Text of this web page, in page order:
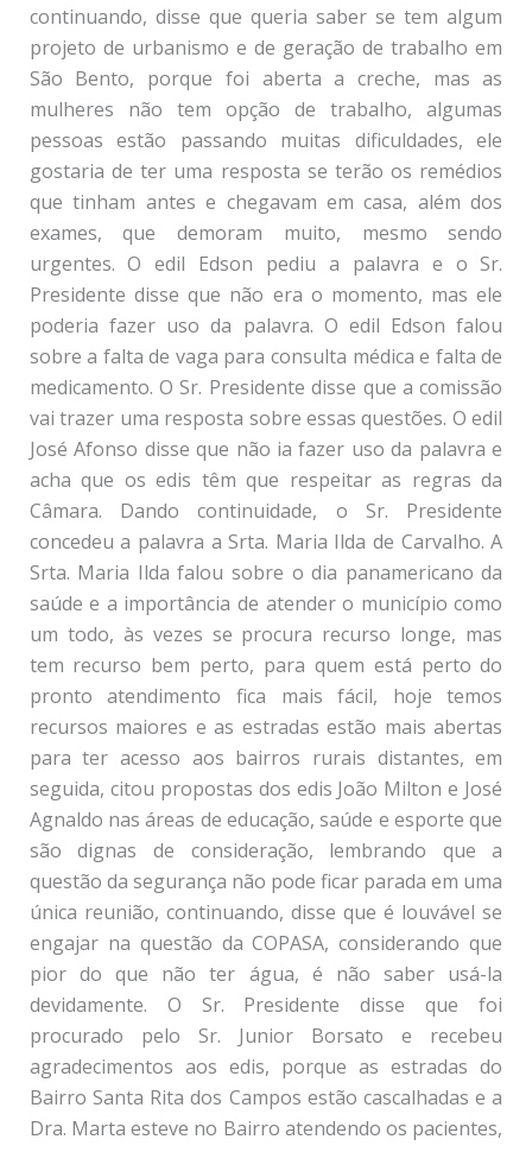
continuando, disse que queria saber se tem algum
projeto de urbanismo e de geração de trabalho em
São Bento, porque foi aberta a creche, mas as
mulheres não tem opção de trabalho, algumas
pessoas estão passando muitas dificuldades, ele
gostaria de ter uma resposta se terão os remédios
que tinham antes e chegavam em casa, além dos
exames, que demoram muito, mesmo sendo
urgentes. O edil Edson pediu a palavra e o Sr.
Presidente disse que não era o momento, mas ele
poderia fazer uso da palavra. O edil Edson falou
sobre a falta de vaga para consulta médica e falta de
medicamento. O Sr. Presidente disse que a comissão
vai trazer uma resposta sobre essas questões. O edil
José Afonso disse que não ia fazer uso da palavra e
acha que os edis têm que respeitar as regras da
Câmara. Dando continuidade, o Sr. Presidente
concedeu a palavra a Srta. Maria Ilda de Carvalho. A
Srta. Maria Ilda falou sobre o dia panamericano da
saúde e a importância de atender o município como
um todo, às vezes se procura recurso longe, mas
tem recurso bem perto, para quem está perto do
pronto atendimento fica mais fácil, hoje temos
recursos maiores e as estradas estão mais abertas
para ter acesso aos bairros rurais distantes, em
seguida, citou propostas dos edis João Milton e José
Agnaldo nas áreas de educação, saúde e esporte que
são dignas de consideração, lembrando que a
questão da segurança não pode ficar parada em uma
única reunião, continuando, disse que é louvável se
engajar na questão da COPASA, considerando que
pior do que não ter água, é não saber usá-la
devidamente. O Sr. Presidente disse que foi
procurado pelo Sr. Junior Borsato e recebeu
agradecimentos aos edis, porque as estradas do
Bairro Santa Rita dos Campos estão cascalhadas e a
Dra. Marta esteve no Bairro atendendo os pacientes,